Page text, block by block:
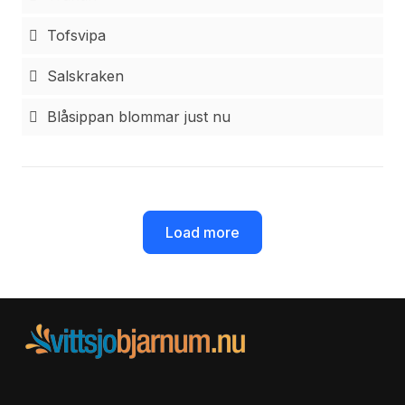
Tofsvipa
Salskraken
Blåsippan blommar just nu
Load more